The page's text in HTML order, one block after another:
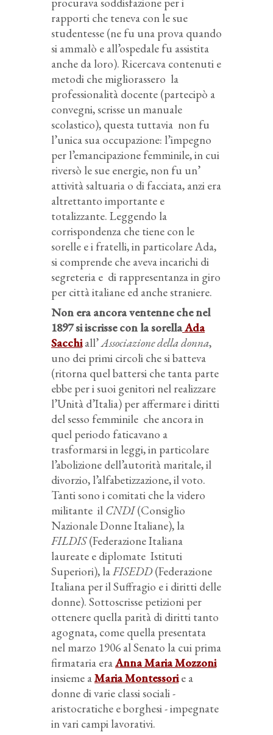
rapporti che teneva con le sue
studentesse (ne fu una prova quando
si ammalò e all’ospedale fu assistita
anche da loro). Ricercava contenuti e
metodi che migliorassero la
professionalità docente (partecipò a
convegni, scrisse un manuale
scolastico), questa tuttavia non fu
l’unica sua occupazione: l’impegno
per l’emancipazione femminile, in cui
riversò le sue energie, non fu un’
attività saltuaria o di facciata, anzi era
altrettanto importante e
totalizzante. Leggendo la
corrispondenza che tiene con le
sorelle e i fratelli, in particolare Ada,
si comprende che aveva incarichi di
segreteria e di rappresentanza in giro
per città italiane ed anche straniere.
Non era ancora ventenne che nel
1897 si iscrisse con la sorellaAda
Sacchiall’Associazione della donna,
uno dei primi circoli che si batteva
(ritorna quel battersi che tanta parte
ebbe per i suoi genitori nel realizzare
l’Unità d’Italia) per affermare i diritti
del sesso femminile che ancora in
quel periodo faticavano a
trasformarsi in leggi, in particolare
l’abolizione dell’autorità maritale, il
divorzio, l’alfabetizzazione, il voto.
Tanti sono i comitati che la videro
militante il CNDI(Consiglio
Nazionale Donne Italiane), la
FILDIS(Federazione Italiana
laureate e diplomate Istituti
Superiori), laFISEDD (Federazione
Italiana per il Suffragio e i diritti delle
donne). Sottoscrisse petizioni per
ottenere quella parità di diritti tanto
agognata, come quella presentata
nel marzo 1906 al Senato la cui prima
firmataria eraAnna Maria Mozzoni
insieme aMaria Montessorie a
donne di varie classi sociali -
aristocratiche e borghesi - impegnate
in vari campi lavorativi.